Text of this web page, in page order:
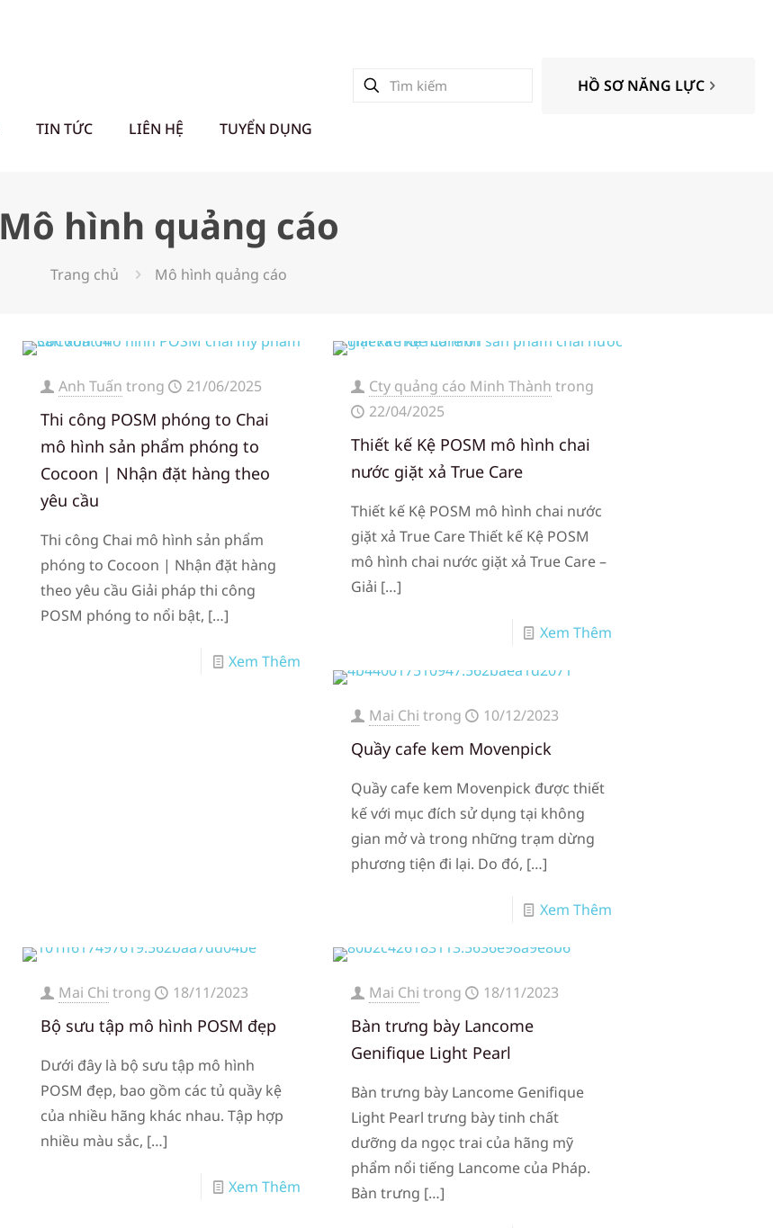
TIN TỨC LIÊN HỆ TUYỂN DỤNG
HỒ SƠ NĂNG LỰC
Mô hình quảng cáo
Trang chủ Mô hình quảng cáo
Anh Tuấn trong 21/06/2025
Thi công POSM phóng to Chai
mô hình sản phẩm phóng to
Cocoon | Nhận đặt hàng theo
yêu cầu
Thi công Chai mô hình sản phẩm
phóng to Cocoon | Nhận đặt hàng
theo yêu cầu Giải pháp thi công
POSM phóng to nổi bật, […]
Xem Thêm
Cty quảng cáo Minh Thành trong
22/04/2025
Thiết kế Kệ POSM mô hình chai
nước giặt xả True Care
Thiết kế Kệ POSM mô hình chai nước
giặt xả True Care Thiết kế Kệ POSM
mô hình chai nước giặt xả True Care –
Giải […]
Xem Thêm
Mai Chi trong 10/12/2023
Quầy cafe kem Movenpick
Quầy cafe kem Movenpick được thiết
kế với mục đích sử dụng tại không
gian mở và trong những trạm dừng
phương tiện đi lại. Do đó, […]
Xem Thêm
Mai Chi trong 18/11/2023
Bộ sưu tập mô hình POSM đẹp
Dưới đây là bộ sưu tập mô hình
POSM đẹp, bao gồm các tủ quầy kệ
của nhiều hãng khác nhau. Tập hợp
nhiều màu sắc, […]
Xem Thêm
Mai Chi trong 18/11/2023
Bàn trưng bày Lancome
Genifique Light Pearl
Bàn trưng bày Lancome Genifique
Light Pearl trưng bày tinh chất
dưỡng da ngọc trai của hãng mỹ
phẩm nổi tiếng Lancome của Pháp.
Bàn trưng […]